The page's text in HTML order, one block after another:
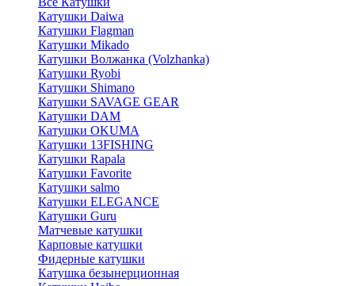
Катушки Daiwa
Катушки Flagman
Катушки Mikado
Катушки Волжанка (Volzhanka)
Катушки Ryobi
Катушки Shimano
Катушки SAVAGE GEAR
Катушки DAM
Катушки OKUMA
Катушки 13FISHING
Катушки Rapala
Катушки Favorite
Катушки salmo
Катушки ELEGANCE
Катушки Guru
Матчевые катушки
Карповые катушки
Фидерные катушки
Катушка безынерционная